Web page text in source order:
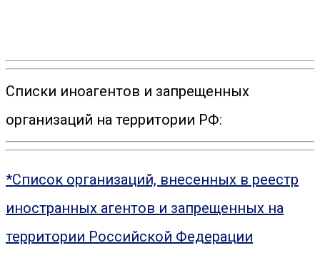
Списки иноагентов и запрещенных
организаций на территории РФ:
*Список организаций, внесенных в реестр
иностранных агентов и запрещенных на
территории Российской Федерации